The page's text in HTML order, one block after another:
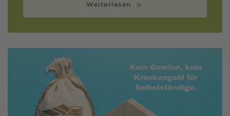
Weiterlesen